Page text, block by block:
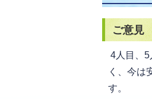
ご意見
4人目、5
く、今は
す。